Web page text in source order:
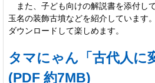
また、子ども向けの解説書を添付し
玉名の装飾古墳などを紹介しています
ダウンロードして楽しめます。
タマにゃん「古代人に
(PDF 約7MB)